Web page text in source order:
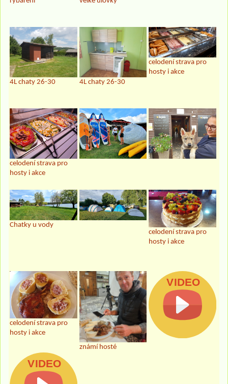
4L chaty 26-30 4L chaty 26-30
celodení strava pro
hosty i akce
celodení strava pro
hosty i akce
Chatky u vody
celodení strava pro
hosty i akce
celodení strava pro
hosty i akce
známí hosté